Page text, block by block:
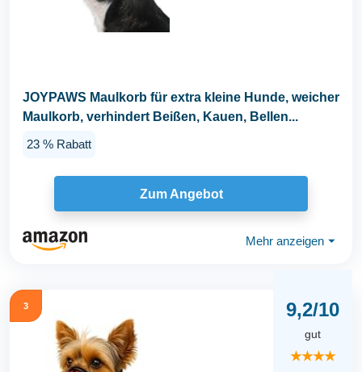
JOYPAWS Maulkorb für extra kleine Hunde, weicher
Maulkorb, verhindert Beißen, Kauen, Bellen...
23 % Rabatt
Zum Angebot
Mehr anzeigen ⏷
3 9,2/10
gut
★★★★